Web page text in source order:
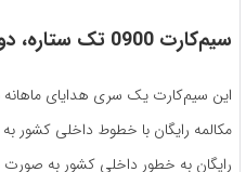
سیم‌کارت 0900 تک ستاره، دو ستاره، شماره ویژه و…